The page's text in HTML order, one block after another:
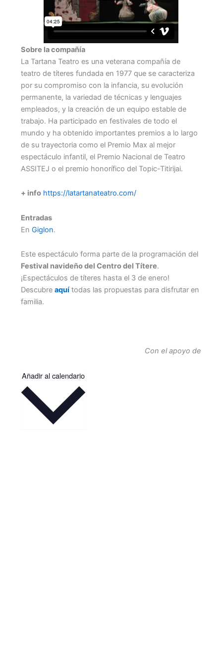
Sobre la compañía
La Tartana Teatro es una veterana compañía de
teatro de títeres fundada en 1977 que se caracteriza
por su compromiso con la infancia, su evolución
permanente, la variedad de técnicas y lenguajes
empleados, y la creación de un equipo estable de
trabajo. Ha participado en festivales de todo el
mundo y ha obtenido importantes premios a lo largo
de su trayectoria como el Premio Max al mejor
espectáculo infantil, el Premio Nacional de Teatro
ASSITEJ o el premio honorífico del Topic-Titirijai.
+ info https://latartanateatro.com/
Entradas
EnGiglon.
Este espectáculo forma parte de la programación del
Festival navideño del Centro del Títere.
¡Espectáculos de títeres hasta el 3 de enero!
Descubreaquí todas las propuestas para disfrutar en
familia.
Con el apoyo de